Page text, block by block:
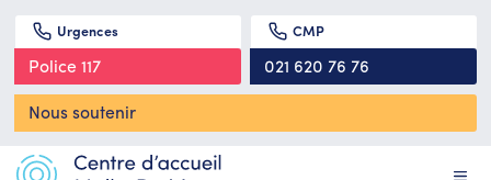
Urgences
Police 117
CMP
021 620 76 76
Nous soutenir